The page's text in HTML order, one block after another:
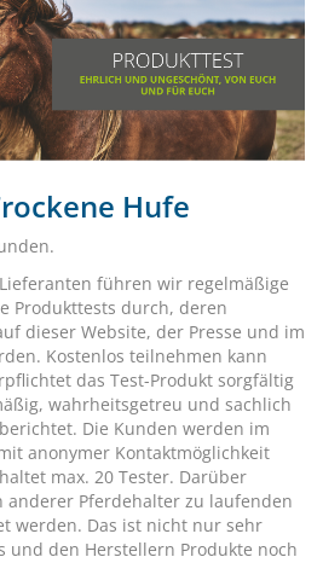
Hufe
führen wir regelmäßige
Produkttests durch, deren
dieser Website, der Presse und im
Kostenlos teilnehmen kann
das Test-Produkt sorgfältig
wahrheitsgetreu und sachlich
Die Kunden werden im
anonymer Kontaktmöglichkeit
max. 20 Tester. Darüber
anderer Pferdehalter zu laufenden
werden. Das ist nicht nur sehr
den Herstellern Produkte noch